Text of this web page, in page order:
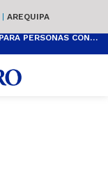
| AREQUIPA
¿POR QUÉ AREQUIPA DEJÓ DE SER REFUGIO PARA PERSONAS CON ALERGIAS?